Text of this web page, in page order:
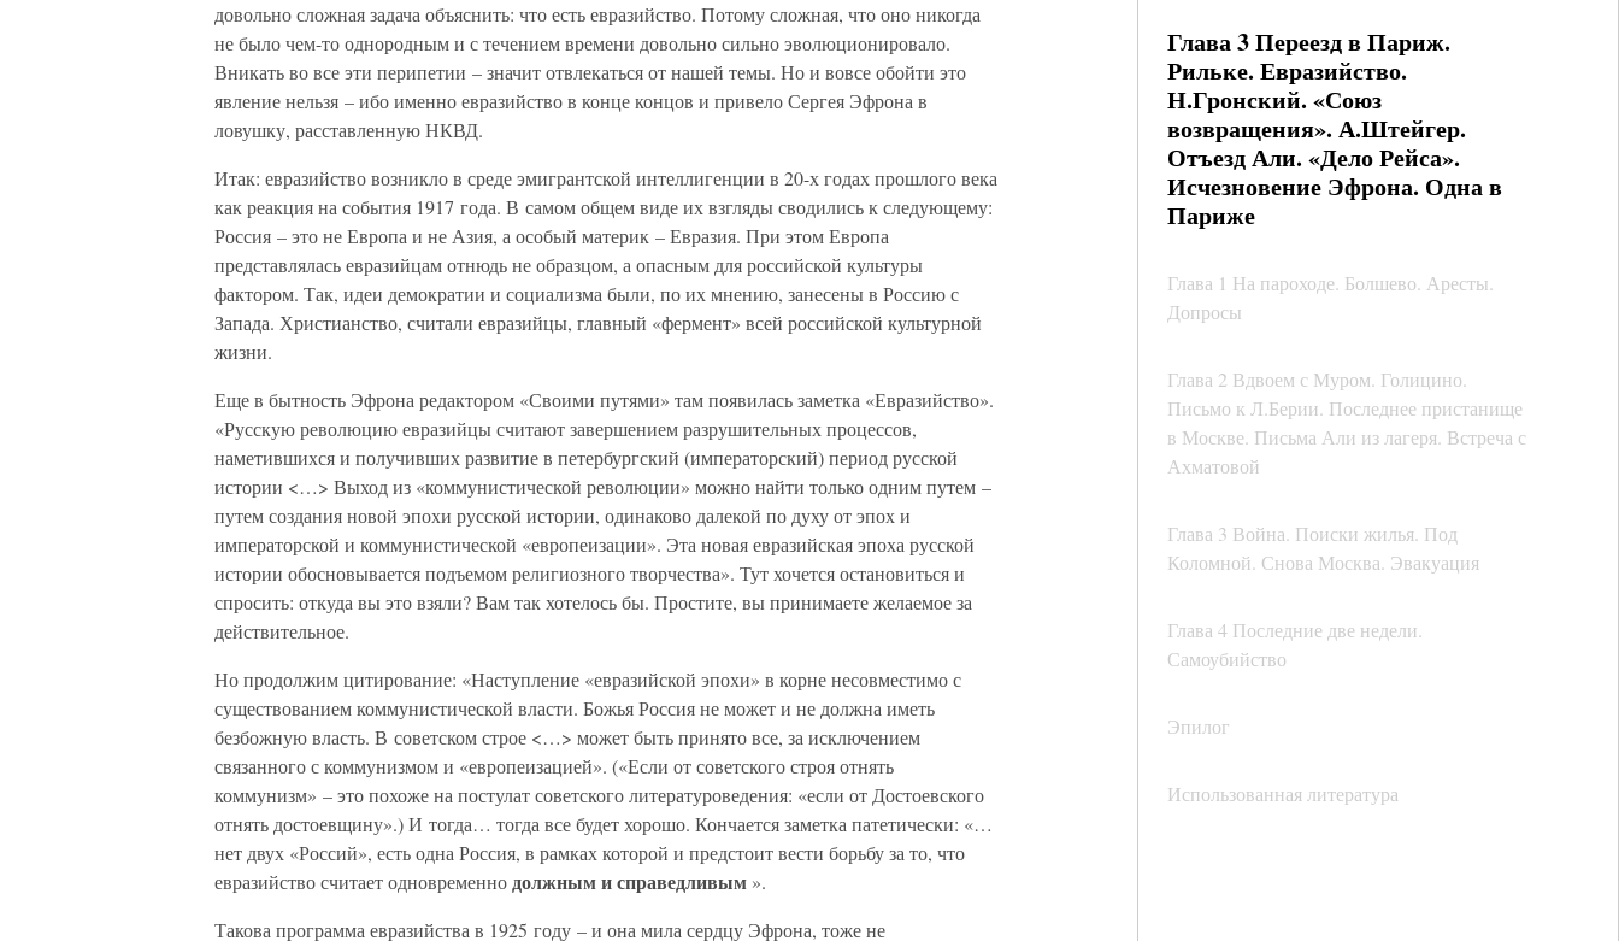
Глава 3 Переезд в Париж.
Рильке. Евразийство.
Н.Гронский. «Союз
возвращения». А.Штейгер.
Отъезд Али. «Дело Рейса».
Исчезновение Эфрона. Одна в
Париже
Глава 1 На пароходе. Болшево. Аресты.
Допросы
Глава 2 Вдвоем с Муром. Голицино.
Письмо к Л.Берии. Последнее пристанище
в Москве. Письма Али из лагеря. Встреча с
Ахматовой
Глава 3 Война. Поиски жилья. Под
Коломной. Снова Москва. Эвакуация
Глава 4 Последние две недели.
Самоубийство
Эпилог
Использованная литература
довольно сложная задача объяснить: что есть евразийство. Потому сложная, что оно никогда
не было чем-то однородным и с течением времени довольно сильно эволюционировало.
Вникать во все эти перипетии – значит отвлекаться от нашей темы. Но и вовсе обойти это
явление нельзя – ибо именно евразийство в конце концов и привело Сергея Эфрона в
ловушку, расставленную НКВД.
Итак: евразийство возникло в среде эмигрантской интеллигенции в 20-х годах прошлого века
как реакция на события 1917 года. В самом общем виде их взгляды сводились к следующему:
Россия – это не Европа и не Азия, а особый материк – Евразия. При этом Европа
представлялась евразийцам отнюдь не образцом, а опасным для российской культуры
фактором. Так, идеи демократии и социализма были, по их мнению, занесены в Россию с
Запада. Христианство, считали евразийцы, главный «фермент» всей российской культурной
жизни.
Еще в бытность Эфрона редактором «Своими путями» там появилась заметка «Евразийство».
«Русскую революцию евразийцы считают завершением разрушительных процессов,
наметившихся и получивших развитие в петербургский (императорский) период русской
истории <…> Выход из «коммунистической революции» можно найти только одним путем –
путем создания новой эпохи русской истории, одинаково далекой по духу от эпох и
императорской и коммунистической «европеизации». Эта новая евразийская эпоха русской
истории обосновывается подъемом религиозного творчества». Тут хочется остановиться и
спросить: откуда вы это взяли? Вам так хотелось бы. Простите, вы принимаете желаемое за
действительное.
Но продолжим цитирование: «Наступление «евразийской эпохи» в корне несовместимо с
существованием коммунистической власти. Божья Россия не может и не должна иметь
безбожную власть. В советском строе <…> может быть принято все, за исключением
связанного с коммунизмом и «европеизацией». («Если от советского строя отнять
коммунизм» – это похоже на постулат советского литературоведения: «если от Достоевского
отнять достоевщину».) И тогда… тогда все будет хорошо. Кончается заметка патетически: «…
нет двух «Россий», есть одна Россия, в рамках которой и предстоит вести борьбу за то, что
евразийство считает одновременнодолжным и справедливым ».
Такова программа евразийства в 1925 году – и она мила сердцу Эфрона, тоже не